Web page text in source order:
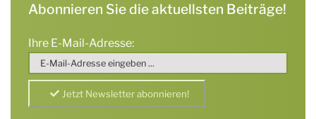
Abonnieren Sie die aktuellsten Beiträge!
Ihre E-Mail-Adresse: